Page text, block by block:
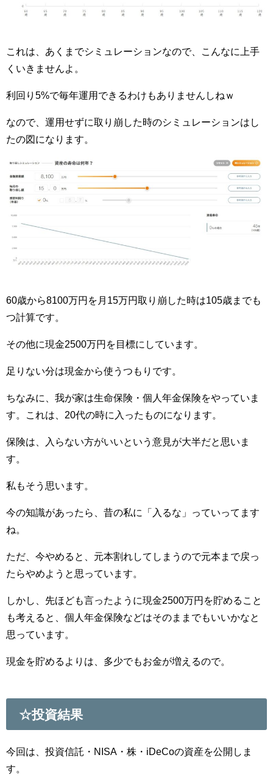
これは、あくまでシミュレーションなので、こんなに上手
くいきませんよ。
利回り5%で毎年運用できるわけもありませんしねｗ
なので、運用せずに取り崩した時のシミュレーションはし
たの図になります。
60歳から8100万円を月15万円取り崩した時は105歳までも
つ計算です。
その他に現金2500万円を目標にしています。
足りない分は現金から使うつもりです。
ちなみに、我が家は生命保険・個人年金保険をやっていま
す。これは、20代の時に入ったものになります。
保険は、入らない方がいいという意見が大半だと思いま
す。
私もそう思います。
今の知識があったら、昔の私に「入るな」っていってます
ね。
ただ、今やめると、元本割れしてしまうので元本まで戻っ
たらやめようと思っています。
しかし、先ほども言ったように現金2500万円を貯めること
も考えると、個人年金保険などはそのままでもいいかなと
思っています。
現金を貯めるよりは、多少でもお金が増えるので。
☆投資結果
今回は、投資信託・NISA・株・iDeCoの資産を公開しま
す。